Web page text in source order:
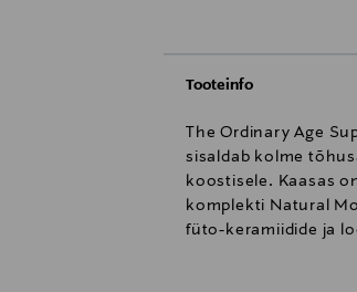
Tooteinfo
The Ordinary Age
sisaldab kolme
koostisele. Kaasas
komplekti Natural
füto-keramiidide ja